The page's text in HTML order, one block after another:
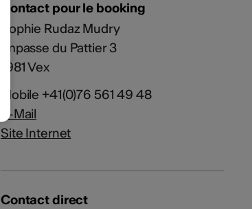
Contact pour le booking
Sophie Rudaz Mudry
Impasse du Pattier 3
1981 Vex
Mobile +41(0)76 561 49 48
E-Mail
Site Internet
Contact direct